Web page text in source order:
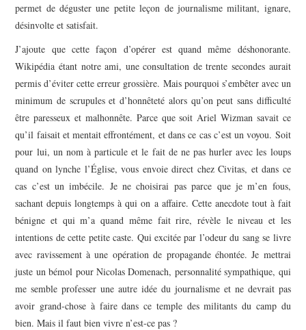
permet de déguster une petite leçon de journalisme militant, ignare,
désinvolte et satisfait.
J’ajoute que cette façon d’opérer est quand même déshonorante.
Wikipédia étant notre ami, une consultation de trente secondes aurait
permis d’éviter cette erreur grossière. Mais pourquoi s’embêter avec un
minimum de scrupules et d’honnêteté alors qu’on peut sans difficulté
être paresseux et malhonnête. Parce que soit Ariel Wizman savait ce
qu’il faisait et mentait effrontément, et dans ce cas c’est un voyou. Soit
pour lui, un nom à particule et le fait de ne pas hurler avec les loups
quand on lynche l’Église, vous envoie direct chez Civitas, et dans ce
cas c’est un imbécile. Je ne choisirai pas parce que je m’en fous,
sachant depuis longtemps à qui on a affaire. Cette anecdote tout à fait
bénigne et qui m’a quand même fait rire, révèle le niveau et les
intentions de cette petite caste. Qui excitée par l’odeur du sang se livre
avec ravissement à une opération de propagande éhontée. Je mettrai
juste un bémol pour Nicolas Domenach, personnalité sympathique, qui
me semble professer une autre idée du journalisme et ne devrait pas
avoir grand-chose à faire dans ce temple des militants du camp du
bien. Mais il faut bien vivre n’est-ce pas ?